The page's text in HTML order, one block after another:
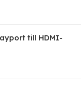
till HDMI-